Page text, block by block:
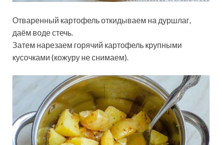
Отваренный картофель откидываем на дуршлаг,
даём воде стечь.
Затем нарезаем горячий картофель крупными
кусочками (кожуру не снимаем).